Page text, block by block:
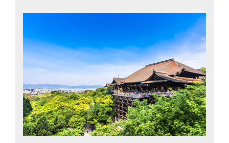
者からは「ちょっと外を歩けば、あちこちの寺社で催さ
れるお祭りに出合え、生活の中に伝統文化が溶け込んで
いる」「京都市内には鴨川があり自然も身近。桜や紅葉
の季節は本当に美しい」といった声が聞かれます。歴史
と文化に囲まれながら、利便性の高い暮らしが楽しめる
京都市の移住情報を掲載しています